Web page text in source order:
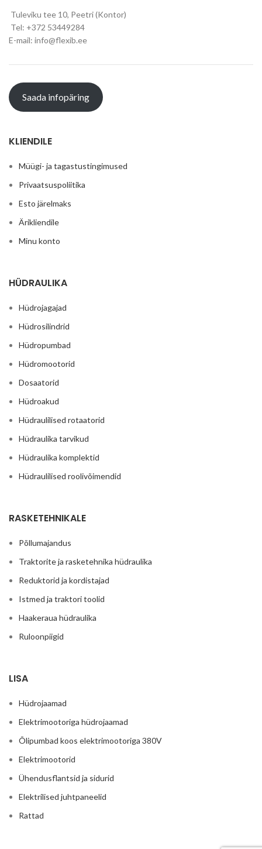
Tuleviku tee 10, Peetri (Kontor)
Tel: +372 53449284
E-mail: info@flexib.ee
Saada infopäring
KLIENDILE
Müügi- ja tagastustingimused
Privaatsuspoliitika
Esto järelmaks
Ärikliendile
Minu konto
HÜDRAULIKA
Hüdrojagajad
Hüdrosilindrid
Hüdropumbad
Hüdromootorid
Dosaatorid
Hüdroakud
Hüdraulilised rotaatorid
Hüdraulika tarvikud
Hüdraulika komplektid
Hüdraulilised roolivõimendid
RASKETEHNIKALE
Põllumajandus
Traktorite ja rasketehnika hüdraulika
Reduktorid ja kordistajad
Istmed ja traktori toolid
Haakeraua hüdraulika
Ruloonpiigid
LISA
Hüdrojaamad
Elektrimootoriga hüdrojaamad
Õlipumbad koos elektrimootoriga 380V
Elektrimootorid
Ühendusflantsid ja sidurid
Elektrilised juhtpaneelid
Rattad